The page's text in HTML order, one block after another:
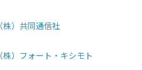
（株）共同通信社
（株）フォート・キシモト